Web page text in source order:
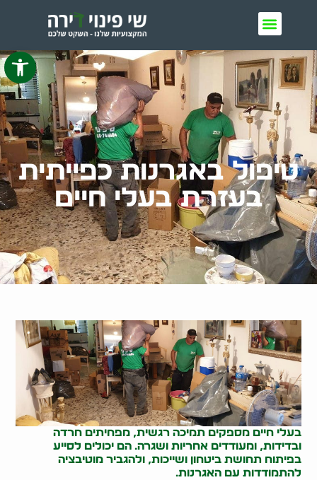
פתח
טיפול באגרנות כפייתית
בעזרת בעלי חיים
בעלי חיים מספקים תמיכה רגשית, מפחיתים חרדה
ובדידות, ומעודדים אחריות ושגרה. הם יכולים לסייע
בפיתוח תחושת ביטחון ושייכות, ולהגביר מוטיבציה
להתמודדות עם האגרנות.